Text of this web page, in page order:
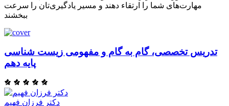
مهارت‌های شما را ارتقاء دهند و مسیر یادگیری‌تان را سرعت
ببخشند
تدریس تخصصی، گام به گام و مفهومی زیست شناسی
پایه دهم
دکتر فرزان فهیم